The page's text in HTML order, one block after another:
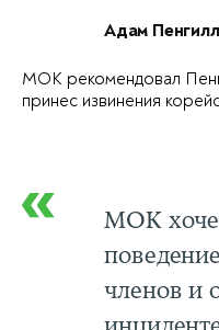
Адам
МОК рекомендовал
принес извинения
МОК
членов и